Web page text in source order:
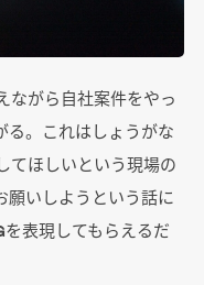
ながら自社案件をやっ
る。これはしょうがな
てほしいという現場の
願いしようという話に
表現してもらえるだ